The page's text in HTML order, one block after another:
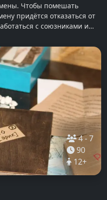
Чтобы помешать
придётся отказаться от
с союзниками и
4-7
90
12+